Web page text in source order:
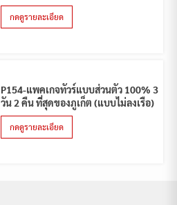
กดดูรายละเอียด
P154-แพคเกจทัวร์แบบส่วนตัว 100% 3
วัน 2 คืน ที่สุดของภูเก็ต (แบบไม่ลงเรือ)
กดดูรายละเอียด